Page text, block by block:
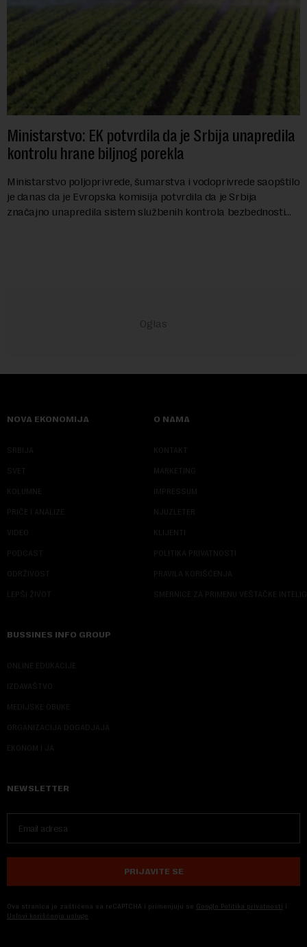
Ministarstvo: EK potvrdila da je Srbija unapredila
kontrolu hrane biljnog porekla
Ministarstvo poljoprivrede, šumarstva i vodoprivrede saopštilo
je danas da je Evropska komisija potvrdila da je Srbija
značajno unapredila sistem službenih kontrola bezbednosti
NOVA EKONOMIJA
SRBIJA
SVET
KOLUMNE
PRIČE I ANALIZE
VIDEO
PODCAST
ODRŽIVOST
LEPŠI ŽIVOT
O NAMA
KONTAKT
MARKETING
IMPRESSUM
NJUZLETER
KLIJENTI
POLITIKA PRIVATNOSTI
PRAVILA KORIŠĆENJA
SMERNICE ZA PRIMENU VEŠTAČKE
BUSSINES INFO GROUP
ONLINE EDUKACIJE
IZDAVAŠTVO
MEDIJSKE OBUKE
ORGANIZACIJA DOGADJAJA
EKONOM I JA
NEWSLETTER
PRIJAVITE SE
Ova stranica je zaštićena sa reCAPTCHA i primenjuju se Google Politika privatnosti i
Uslovi korišćenja usluge